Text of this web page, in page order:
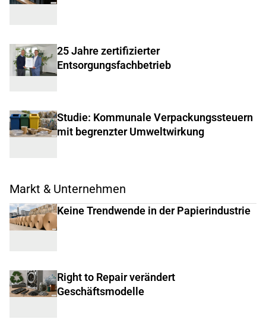
25 Jahre zertifizierter
Entsorgungsfachbetrieb
Studie: Kommunale Verpackungssteuern
mit begrenzter Umweltwirkung
Markt & Unternehmen
Keine Trendwende in der Papierindustrie
Right to Repair verändert
Geschäftsmodelle